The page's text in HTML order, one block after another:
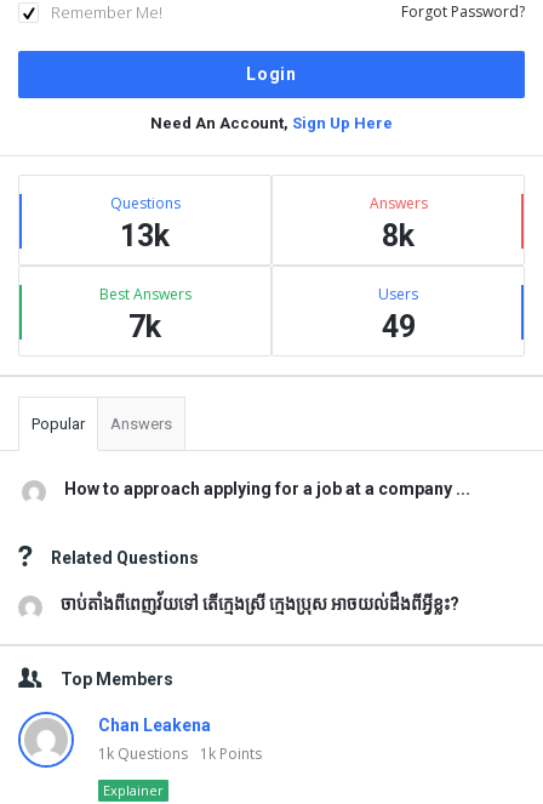
Remember Me! Forgot Password?
Need An Account, Sign Up Here
Sidebar
Stats Questions
13k
Answers
8k
Best Answers
7k
Users
49
Popular Answers
How to approach applying for a job at a company ...
Related Questions
ចាប់តាំងពីពេញវ័យទៅ តើក្មេងស្រី ក្មេងប្រុស អាចយល់ដឹងពីអ្វីខ្លះ?
Top Members
Chan Leakena
1k Questions 1k Points
Explainer